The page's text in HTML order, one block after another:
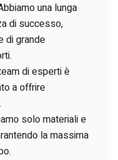
una lunga
di successo,
di grande
di esperti è
a offrire
solo materiali e
la massima